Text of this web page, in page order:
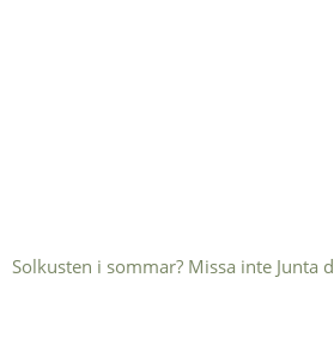
Solkusten i sommar? Missa inte Junta